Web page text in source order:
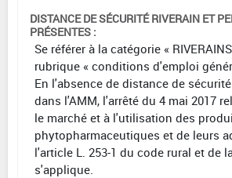
DISTANCE DE SÉCURITÉ RIVERAIN ET
PRÉSENTES :
Se référer à la catégorie «
rubrique « conditions d'emploi
En l'absence de distance de
dans l'AMM, l'arrêté du 4 mai 2017
le marché et à l'utilisation des
phytopharmaceutiques et de leurs
l'article L. 253-1 du code rural et de
s'applique.